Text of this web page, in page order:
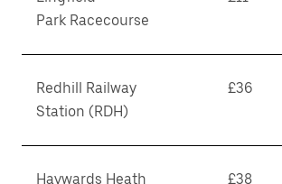
Park Racecourse
Redhill Railway
Station (RDH)
£36
Haywards Heath
£38